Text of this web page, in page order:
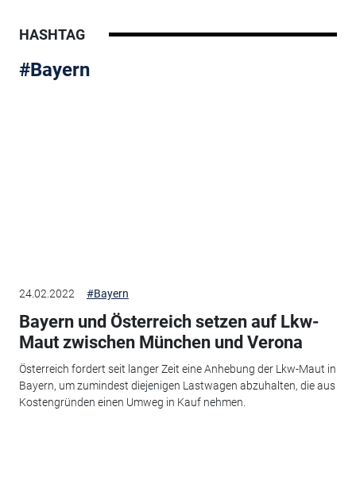
HASHTAG
#Bayern
24.02.2022 #Bayern
Bayern und Österreich setzen auf Lkw-
Maut zwischen München und Verona
Österreich fordert seit langer Zeit eine Anhebung der Lkw-Maut in
Bayern, um zumindest diejenigen Lastwagen abzuhalten, die aus
Kostengründen einen Umweg in Kauf nehmen.